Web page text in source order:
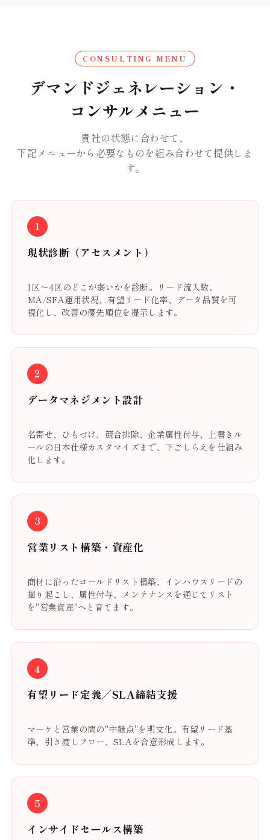
CONSULTING MENU
デマンドジェネレーション・
コンサルメニュー
貴社の状態に合わせて、
下記メニューから必要なものを組み合わせて提供しま
す。
1
現状診断（アセスメント）
1区〜4区のどこが弱いかを診断。リード流入数、
MA/SFA運用状況、有望リード化率、データ品質を可
視化し、改善の優先順位を提示します。
2
データマネジメント設計
名寄せ、ひもづけ、競合排除、企業属性付与、上書きル
ールの日本仕様カスタマイズまで、下ごしらえを仕組み
化します。
3
営業リスト構築・資産化
商材に沿ったコールドリスト構築、インハウスリードの
掘り起こし、属性付与、メンテナンスを通じてリスト
を"営業資産"へと育てます。
4
有望リード定義／SLA締結支援
マーケと営業の間の"中継点"を明文化。有望リード基
準、引き渡しフロー、SLAを合意形成します。
5
インサイドセールス構築